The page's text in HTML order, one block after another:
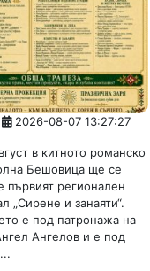
2026-08-07 13:27:27
в китното романско
Бешовица ще се
първият регионален
„Сирене и занаяти“.
е под патронажа на
Ангелов и е под